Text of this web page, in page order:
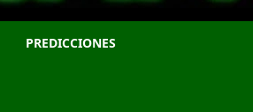
PREDICCIONES